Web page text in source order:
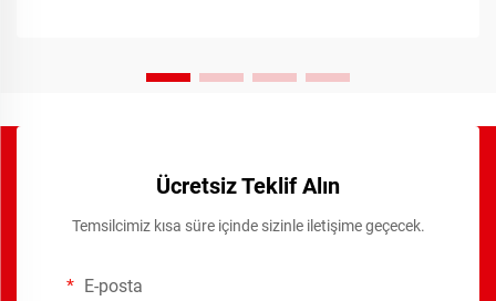
Ücretsiz Teklif Alın
Temsilcimiz kısa süre içinde sizinle iletişime geçecek.
E-posta